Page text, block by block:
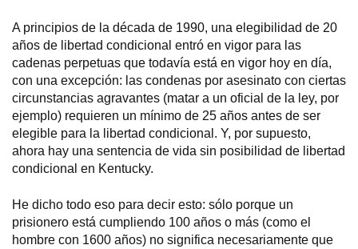
A principios de la década de 1990, una elegibilidad de 20
años de libertad condicional entró en vigor para las
cadenas perpetuas que todavía está en vigor hoy en día,
con una excepción: las condenas por asesinato con ciertas
circunstancias agravantes (matar a un oficial de la ley, por
ejemplo) requieren un mínimo de 25 años antes de ser
elegible para la libertad condicional. Y, por supuesto,
ahora hay una sentencia de vida sin posibilidad de libertad
condicional en Kentucky.
He dicho todo eso para decir esto: sólo porque un
prisionero está cumpliendo 100 años o más (como el
hombre con 1600 años) no significa necesariamente que